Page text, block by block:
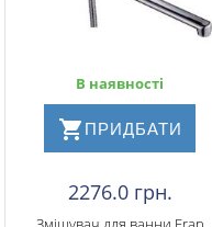
В наявності
ПРИДБАТИ
2276.0 грн.